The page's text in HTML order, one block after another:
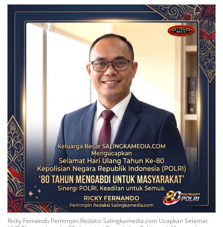
Ricky Fernando Pemimpin Redaksi Salingkamedia.com Ucapkan Selamat